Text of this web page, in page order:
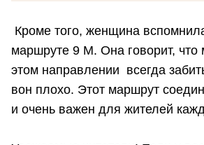
Кроме того, женщина
маршруте 9 М. Она говорит, что
этом направлении всегда
вон плохо. Этот маршрут
и очень важен для жителей